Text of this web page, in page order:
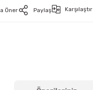
Öner Paylaş Karşılaştır